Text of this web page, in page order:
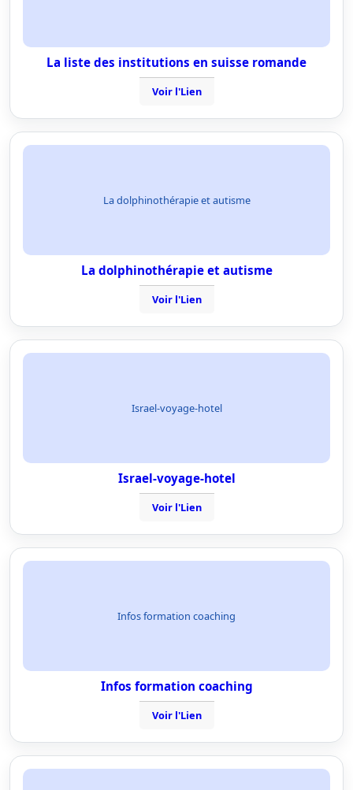
La liste des institutions en suisse romande
Voir l'Lien
La dolphinothérapie et autisme
La dolphinothérapie et autisme
Voir l'Lien
Israel-voyage-hotel
Israel-voyage-hotel
Voir l'Lien
Infos formation coaching
Infos formation coaching
Voir l'Lien